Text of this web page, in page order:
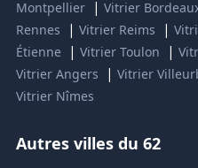
Montpellier | Vitrier
Rennes
| Vitrier Reims |
Étienne
| Vitrier Toulon |
Vitrier Angers | Vitrier
Vitrier Nîmes
Autres villes du 62